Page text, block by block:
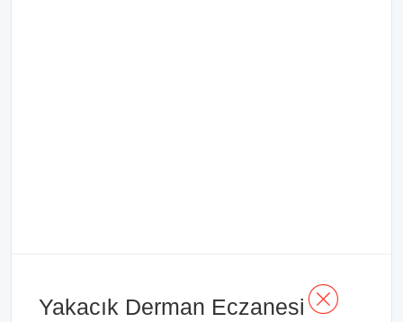
Yakacık Derman Eczanesi